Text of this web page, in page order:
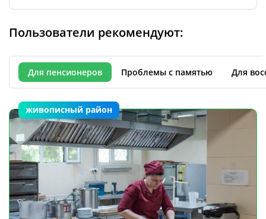
Пользователи рекомендуют:
Для пенсионеров Проблемы с памятью Для
живописный район